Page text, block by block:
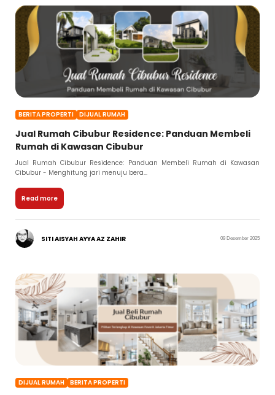
BERITA PROPERTI DIJUAL RUMAH
Jual Rumah Cibubur Residence: Panduan Membeli
Rumah di Kawasan Cibubur
Jual Rumah Cibubur Residence: Panduan Membeli Rumah di Kawasan
Cibubur - Menghitung jari menuju bera...
Read more
SITI AISYAH AYYA AZ ZAHIR 09 Desember 2025
DIJUAL RUMAH BERITA PROPERTI